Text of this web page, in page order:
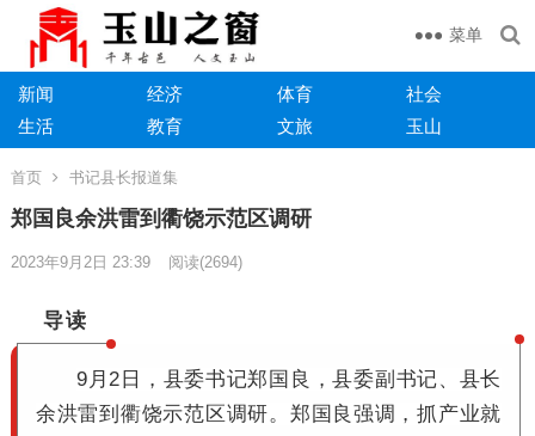
菜单
新闻 经济 体育
社会
生活
教育 文旅 玉山
首页 书记县长报道集
郑国良余洪雷到衢饶示范区调研
2023年9月2日 23:39 阅读(2694)
导读
9月2日，县委书记郑国良，县委副书记、县长
余洪雷到衢饶示范区调研。郑国良强调，抓产业就